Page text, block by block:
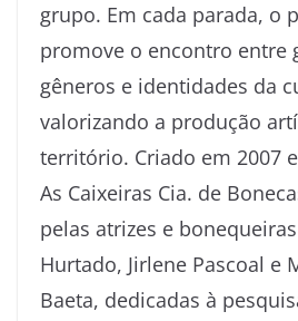
grupo. Em cada parada, o
promove o encontro entre
gêneros e identidades da
valorizando a produção
território. Criado em 2007
As Caixeiras Cia. de
pelas atrizes e
Hurtado, Jirlene Pascoal e
Baeta, dedicadas à